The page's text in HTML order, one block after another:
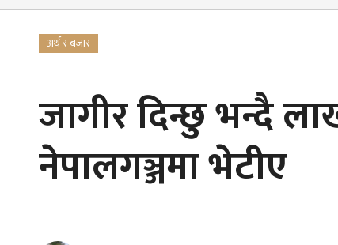
अर्थ र बजार
जागीर दिन्छु भन्दै
नेपालगञ्जमा भेटीए